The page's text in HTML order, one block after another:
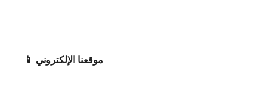
📱 موقعنا الإلكتروني